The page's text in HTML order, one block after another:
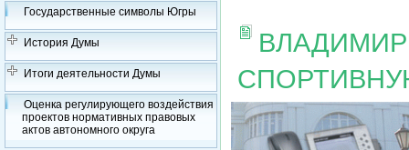
Государственные символы Югры
История Думы
Итоги деятельности Думы
Оценка регулирующего воздействия
проектов нормативных правовых
актов автономного округа